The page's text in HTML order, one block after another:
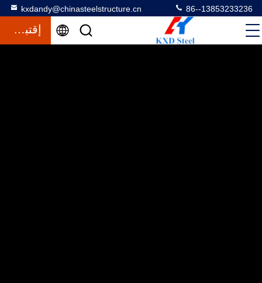
kxdandy@chinasteelstructure.cn 86--13853233236
إقتباس